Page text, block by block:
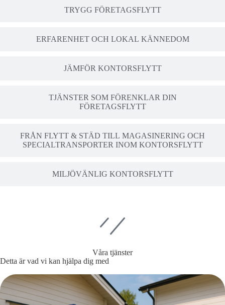
TRYGG FÖRETAGSFLYTT
ERFARENHET OCH LOKAL KÄNNEDOM
JÄMFÖR KONTORSFLYTT
TJÄNSTER SOM FÖRENKLAR DIN
FÖRETAGSFLYTT
FRÅN FLYTT & STÄD TILL MAGASINERING OCH
SPECIALTRANSPORTER INOM KONTORSFLYTT
MILJÖVÄNLIG KONTORSFLYTT
Våra tjänster
Detta är vad vi kan hjälpa dig med